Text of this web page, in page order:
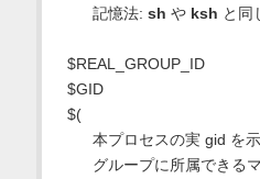
記憶法: sh や ksh と同
$REAL_GROUP_ID
$GID
$(
本プロセスの実 gid を
グループに所属できる